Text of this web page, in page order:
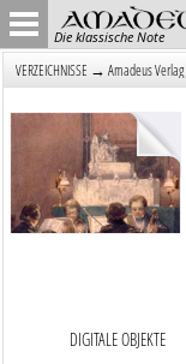
Die klassische Note
VERZEICHNISSE → Amadeus
DIGITALE OBJEKTE